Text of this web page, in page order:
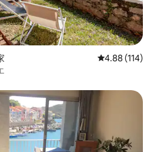
： タクシ
located in /
、ジローナ、オ
ルセロナとのバ
ています。 ま
様々な地区やエ
や、プラ・デ・
レビュー114
4.88 (114)